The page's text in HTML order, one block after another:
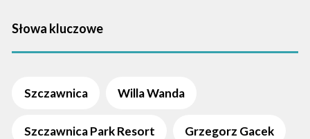
Słowa kluczowe
Szczawnica Willa Wanda
Szczawnica Park Resort Grzegorz Gacek